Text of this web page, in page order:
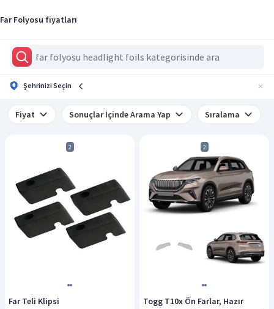
Far Folyosu fiyatları
Şehrinizi Seçin
Fiyat Sonuçlar İçinde Arama Yap Sıralama
2
Far Teli Klipsi
2
Togg T10x Ön Farlar, Hazır